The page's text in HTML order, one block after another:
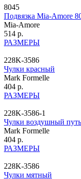
8045
Подвязка Mia-Amore
Mia-Amore
514 р.
РАЗМЕРЫ
228K-3586
Чулки красный
Mark Formelle
404 р.
РАЗМЕРЫ
228K-3586-1
Чулки воздушный путь
Mark Formelle
404 р.
РАЗМЕРЫ
228K-3586
Чулки мятный